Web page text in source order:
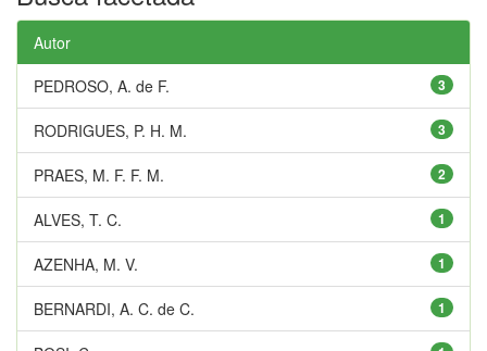
Autor
3
PEDROSO, A. de F.
3
RODRIGUES, P. H. M.
2
PRAES, M. F. F. M.
1
ALVES, T. C.
1
AZENHA, M. V.
1
BERNARDI, A. C. de C.